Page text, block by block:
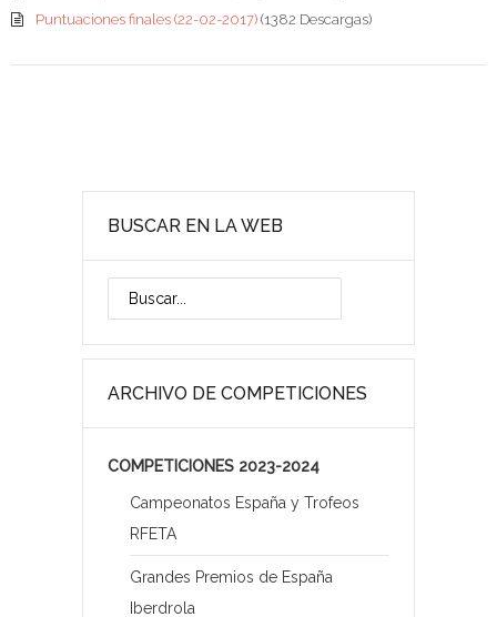
Puntuaciones finales (22-02-2017) (1382 Descargas)
BUSCAR EN LA WEB
ARCHIVO DE COMPETICIONES
COMPETICIONES 2023-2024
Campeonatos España y Trofeos
RFETA
Grandes Premios de España
Iberdrola